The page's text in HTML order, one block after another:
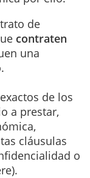
de
contraten
una
de los
a prestar,
cláusulas
o